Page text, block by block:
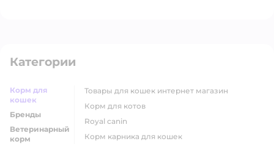
Категории
Корм для
кошек
Бренды
Ветеринарный
корм
товары для кошек интернет магазин
корм для котов
royal canin
корм карника для кошек